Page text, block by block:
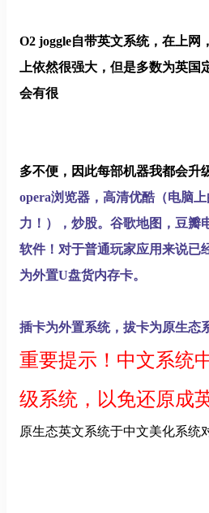
O2 joggle自带英文系统，在上网
上依然很强大，但是多数为英国
会有很
多不便，因此每部机器我都会升
opera浏览器，高清优酷（电脑
力！），炒股。谷歌地图，豆瓣
软件！对于普通玩家应用来说已
为外置U盘货内存卡。
插卡为外置系统，拔卡为原生态
重要提示！中文系统
级系统，以免还原成
原生态英文系统于中文美化系统